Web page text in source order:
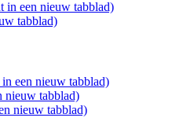
in een nieuw tabblad)
tabblad)
een nieuw tabblad)
nieuw tabblad)
nieuw tabblad)